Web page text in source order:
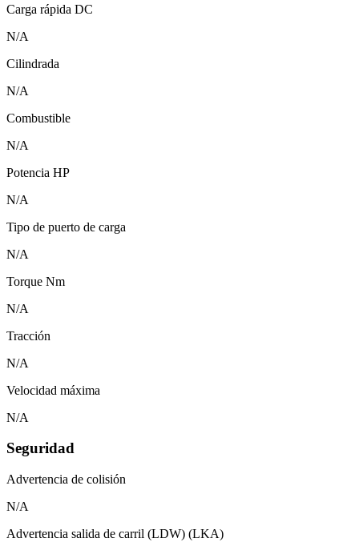
Carga rápida DC
N/A
Cilindrada
N/A
Combustible
N/A
Potencia HP
N/A
Tipo de puerto de carga
N/A
Torque Nm
N/A
Tracción
N/A
Velocidad máxima
N/A
Seguridad
Advertencia de colisión
N/A
Advertencia salida de carril (LDW) (LKA)